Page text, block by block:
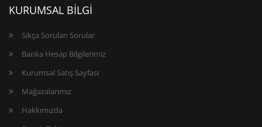
KURUMSAL BİLGİ
Sıkça Sorulan Sorular
Banka Hesap Bilgilerimiz
Kurumsal Satış Sayfası
Mağazalarımız
Hakkımızda